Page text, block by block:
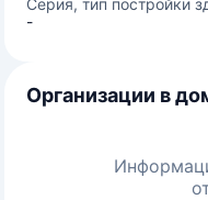
Серия, тип постройки
-
Организации в